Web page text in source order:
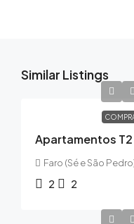
Similar Listings
Apartamentos
Faro (Sé e São
2 2